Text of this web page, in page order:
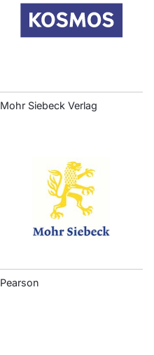
Mohr Siebeck Verlag
Pearson